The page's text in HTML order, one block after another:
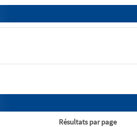
Résultats par page